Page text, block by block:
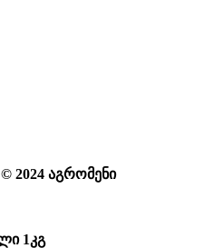
2024 აგრომენი
1კგ